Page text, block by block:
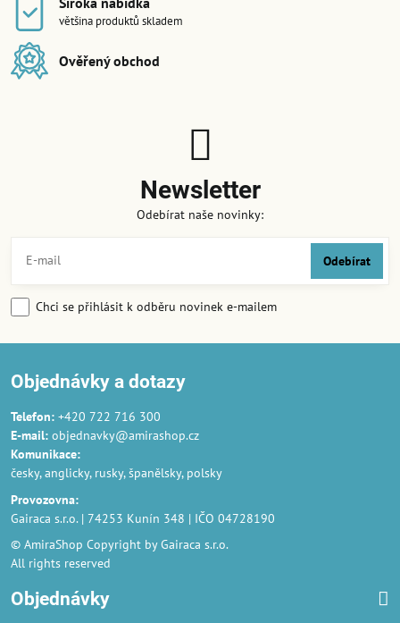
většina produktů skladem
Ověřený obchod
Newsletter
Odebírat naše novinky:
Odebírat
Chci se přihlásit k odběru novinek e-mailem
Objednávky a dotazy
Telefon: +420 722 716 300
E-mail: objednavky@amirashop.cz
Komunikace:
česky, anglicky, rusky, španělsky, polsky
Provozovna:
Gairaca s.r.o. | 74253 Kunín 348 | IČO 04728190
© AmiraShop Copyright by Gairaca s.r.o.
All rights reserved
Objednávky